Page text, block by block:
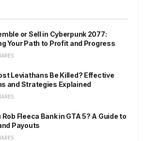
or Sell in Cyberpunk 2077:
Your Path to Profit and Progress
Leviathans Be Killed? Effective
and Strategies Explained
Rob Fleeca Bank in GTA 5? A Guide to
Payouts